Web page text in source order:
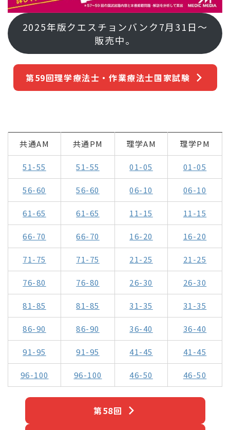
2025年版クエスチョンバンク7月31日～
販売中。
第59回理学療法士・作業療法士国家試験
共通AM 共通PM 理学AM 理学PM
51-55 51-55 01-05 01-05
56-60 56-60 06-10 06-10
61-65 61-65 11-15 11-15
66-70 66-70 16-20 16-20
71-75 71-75 21-25 21-25
76-80 76-80 26-30 26-30
81-85 81-85 31-35 31-35
86-90 86-90 36-40 36-40
91-95 91-95 41-45 41-45
96-100 96-100 46-50 46-50
第58回